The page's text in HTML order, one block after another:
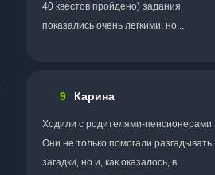
40 квестов пройдено) задания
показались очень легкими, но...
9 Карина
Ходили с родителями-пенсионерами.
Они не только помогали разгадывать
загадки, но и, как оказалось, в